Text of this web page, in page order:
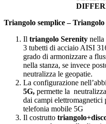
Triangolo semplice – Triangolo
Il triangolo Serenity nella
3 tubetti di acciaio AISI
grado di armonizzare a
nella stanza, se invece
neutralizza le geopatie.
La configurazione
5G, permette la
dai campi
telefonia mobile 5G
Il costrutto